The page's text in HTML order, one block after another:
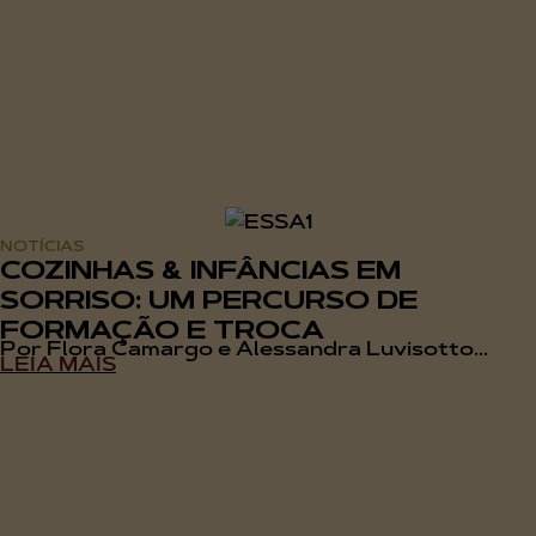
NOTÍCIAS
COZINHAS & INFÂNCIAS EM
SORRISO: UM PERCURSO DE
FORMAÇÃO E TROCA
Por Flora Camargo e Alessandra Luvisotto...
LEIA MAIS